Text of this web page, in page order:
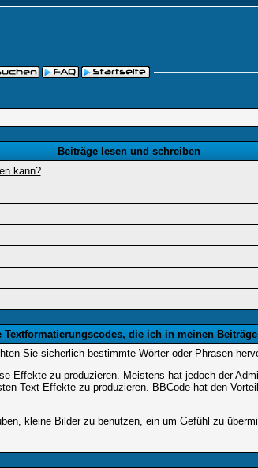
Beiträge lesen und schreiben
kann?
Textformatierungscodes, die ich in meinen
Sie sicherlich bestimmte Wörter oder Phrasen
Effekte zu produzieren. Meistens hat jedoch der
Text-Effekte zu produzieren. BBCode hat den
kleine Bilder zu benutzen, ein um Gefühl zu